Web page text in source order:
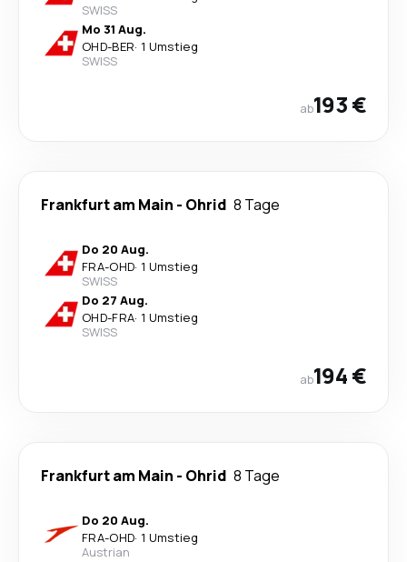
SWISS
Mo 31 Aug.
OHD-BER· 1 Umstieg
SWISS
ab193 €
Frankfurt am Main - Ohrid 8 Tage
Do 20 Aug.
FRA-OHD· 1 Umstieg
SWISS
Do 27 Aug.
OHD-FRA· 1 Umstieg
SWISS
ab194 €
Frankfurt am Main - Ohrid 8 Tage
Do 20 Aug.
FRA-OHD· 1 Umstieg
Austrian